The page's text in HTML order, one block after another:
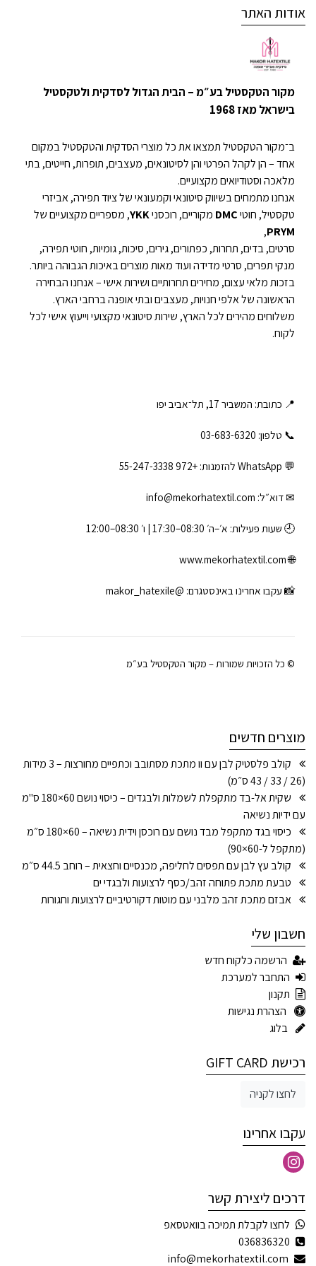
אודות האתר
מקור הטקסטיל בע״מ – הבית הגדול לסדקית ולטקסטיל
בישראל מאז 1968
ב־מקור הטקסטיל תמצאו את כל מוצרי הסדקית והטקסטיל במקום
אחד – הן לקהל הפרטי והן לסיטונאים, מעצבים, תופרות, חייטים, בתי
מלאכה וסטודיואים מקצועיים.
אנחנו מתמחים בשיווק סיטונאי וקמעונאי של ציוד תפירה, אביזרי
טקסטיל, חוטיDMC מקוריים, רוכסניYKK, מספריים מקצועיים של
PRYM
,
סרטים, בדים, תחרות, כפתורים, גירים, סיכות, גומיות, חוטי תפירה,
מנקי תפרים, סרטי מדידה ועוד מאות מוצרים באיכות הגבוהה ביותר.
בזכות מלאי עצום, מחירים תחרותיים ושירות אישי – אנחנו הבחירה
הראשונה של אלפי חנויות, מעצבים ובתי אופנה ברחבי הארץ.
משלוחים מהירים לכל הארץ, שירות סיטונאי מקצועי וייעוץ אישי לכל
לקוח.
📍 כתובת: המשביר 17, תל־אביב יפו
📞 טלפון: ‎03-683-6320
💬 WhatsApp להזמנות: +972 55-247-3338
✉ דוא״ל: info@mekorhatextil.com
🕘 שעות פעילות: א׳–ה׳ 08:30–17:30 | ו׳ 08:30–12:00
🌐
www.mekorhatextil.com
📸 עקבו אחרינו באינסטגרם: @makor_hatexile
© כל הזכויות שמורות – מקור הטקסטיל בע״מ
מוצרים חדשים
קולב פלסטיק לבן עם וו מתכת מסתובב וכתפיים מחורצות – 3 מידות
(26 / 33 / 43 ס״מ)
שקית אל-בד מתקפלת לשמלות ולבגדים – כיסוי נושם 60×180 ס"מ
עם ידיות נשיאה
כיסוי בגד מתקפל מבד נושם עם רוכסן וידית נשיאה – 60×180 ס״מ
(מתקפל ל-60×90)
קולב עץ לבן עם תפסים לחליפה, מכנסיים וחצאית – רוחב 44.5 ס״מ
טבעת מתכת פתוחה זהב/כסף לרצועות ולבגדי ים
אבזם מתכת זהב מלבני עם מוטות דקורטיביים לרצועות וחגורות
חשבון שלי
הרשמה כלקוח חדש
התחבר למערכת
תקנון
הצהרת נגישות
בלוג
רכישת GIFT CARD
לחצו לקניה
עקבו אחרינו
דרכים ליצירת קשר
לחצו לקבלת תמיכה בוואטסאפ
036836320
info@mekorhatextil.com